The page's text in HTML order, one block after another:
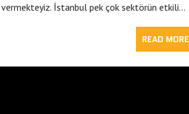
İstanbul pek çok sektörün etkili…
READ MORE